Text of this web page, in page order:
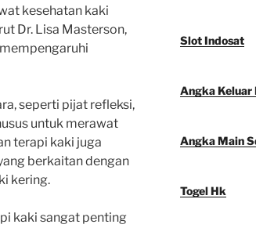
kesehatan kaki
Dr. Lisa Masterson,
seperti pijat refleksi,
untuk merawat
terapi kaki juga
berkaitan dengan
kering.
kaki sangat penting
Slot Indosat
Angka Keluar
Angka Main
Togel Hk